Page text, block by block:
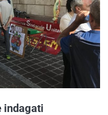
indagati